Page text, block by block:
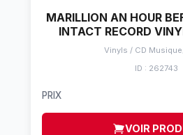
MARILLION AN HOUR
INTACT RECORD
Vinyls / CD Musique
ID : 262743
PRIX
VOIR